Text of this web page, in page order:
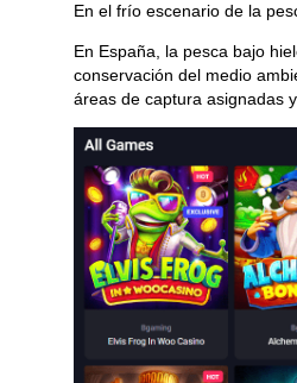
En el frío escenario de la
En España, la pesca bajo
conservación del medio
áreas de captura asignadas